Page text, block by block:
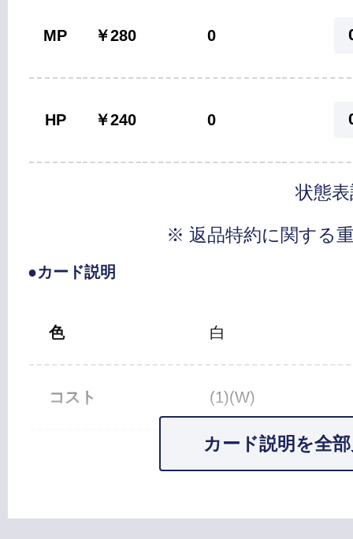
MP ￥280 0
HP ￥240 0
状態
※ 返品特約に関する
●カード説明
色 白
コスト (1)(W)
カード説明を全